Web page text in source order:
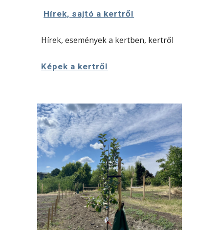
Hírek, sajtó a kertről
Hírek, események a kertben, kertről
Képek a kertről